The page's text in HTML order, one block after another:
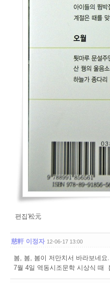
편집'松元
慈軒 이정자 12-06-17 13:00
봄, 봄, 봄이 저만치서 바라보네
7월 4일 역동시조문학 시상식 때